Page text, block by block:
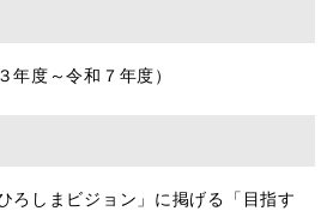
度～令和７年度）
しまビジョン」に掲げる「目指す